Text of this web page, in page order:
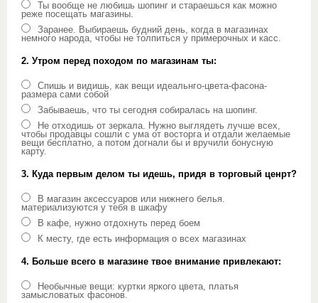
Ты вообще не любишь шопинг и стараешься как можно
реже посещать магазины.
Заранее. Выбираешь будний день, когда в магазинах
немного народа, чтобы не толпиться у примерочных и касс.
2. Утром перед походом по магазинам ты:
Спишь и видишь, как вещи идеальнго-цвета-фасона-
размера сами собой
Забываешь, что ты сегодня собиралась на шопинг.
Не отходишь от зеркала. Нужно выглядеть лучше всех,
чтобы продавцы сошли с ума от восторга и отдали желаемые
вещи бесплатно, а потом догнали бы и вручили бонусную
карту.
3. Куда первым делом ты идешь, придя в торговый ценрт?
В магазин аксессуаров или нижнего белья.
материализуются у тебя в шкафу
В кафе, нужно отдохнуть перед боем
К месту, где есть информация о всех магазинах
4. Больше всего в магазине твое внимание привлекают:
Необычные вещи: куртки яркого цвета, платья
замысловатых фасонов.